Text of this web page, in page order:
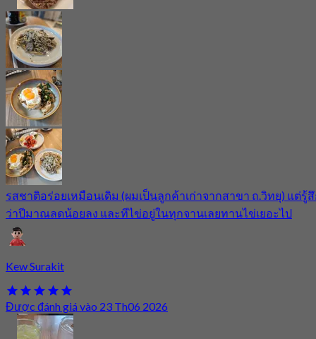
รสชาติอร่อยเหมือนเดิม (ผมเป็นลูกค้าเก่าจากสาขา ถ.วิทยุ) แต่รู้
ว่าปีมาณลดน้อยลง และทีไข่อยู่ในทุกจานเลยทานไข่เยอะไป
Kew Surakit
Được đánh giá vào 23 Th06 2026